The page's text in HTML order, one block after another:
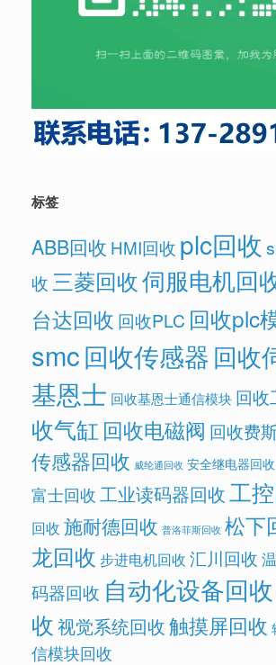
标签
ABB回收 HMI回收 plc回收
收 三菱回收伺服电机回
台达回收 回收PLC 回收plc
smc回收传感器回收
基恩士 回收基恩士通信模块 回收
收气缸 回收电磁阀 回收费
传感器回收 威纶通回收 安全继电器回收
富士回收工业读码器回收工
回收 施耐德回收 普洛菲斯回收 松下
龙回收 步进电机回收 汇川回收
码器回收 自动化设备回收
收视觉系统回收触摸屏回收
信模块回收